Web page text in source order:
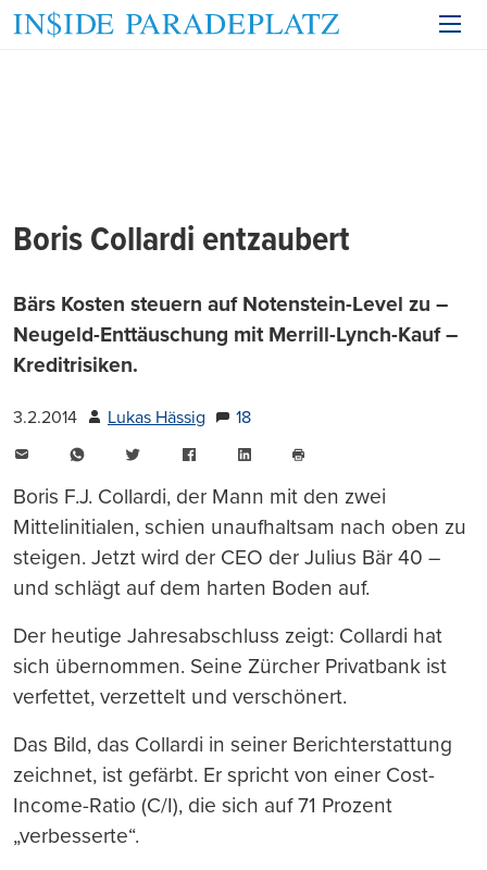
Boris Collardi entzaubert
Bärs Kosten steuern auf Notenstein-Level zu –
Neugeld-Enttäuschung mit Merrill-Lynch-Kauf –
Kreditrisiken.
3.2.2014 Lukas Hässig
18
WhatsAppTwitter FacebookLinkedIn
drucken
Boris F.J. Collardi, der Mann mit den zwei
Mittelinitialen, schien unaufhaltsam nach oben zu
steigen. Jetzt wird der CEO der Julius Bär 40 –
und schlägt auf dem harten Boden auf.
Der heutige Jahresabschluss zeigt: Collardi hat
sich übernommen. Seine Zürcher Privatbank ist
verfettet, verzettelt und verschönert.
Das Bild, das Collardi in seiner Berichterstattung
zeichnet, ist gefärbt. Er spricht von einer Cost-
Income-Ratio (C/I), die sich auf 71 Prozent
„verbesserte“.